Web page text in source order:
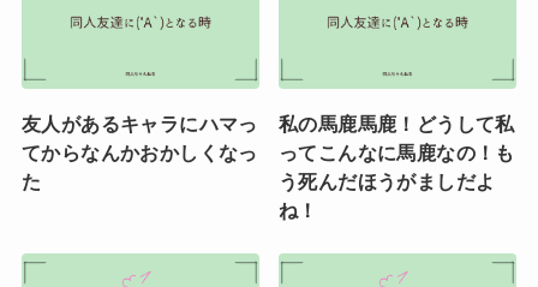
友人があるキャラにハマっ
てからなんかおかしくなっ
た
私の馬鹿馬鹿！どうして私
ってこんなに馬鹿なの！も
う死んだほうがましだよ
ね！